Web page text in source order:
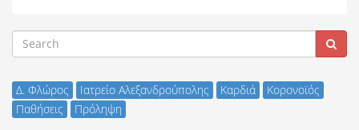
Δ. Φλώρος Ιατρείο Αλεξανδρούπολης Καρδιά
Κορονοϊός
Παθήσεις
Πρόληψη